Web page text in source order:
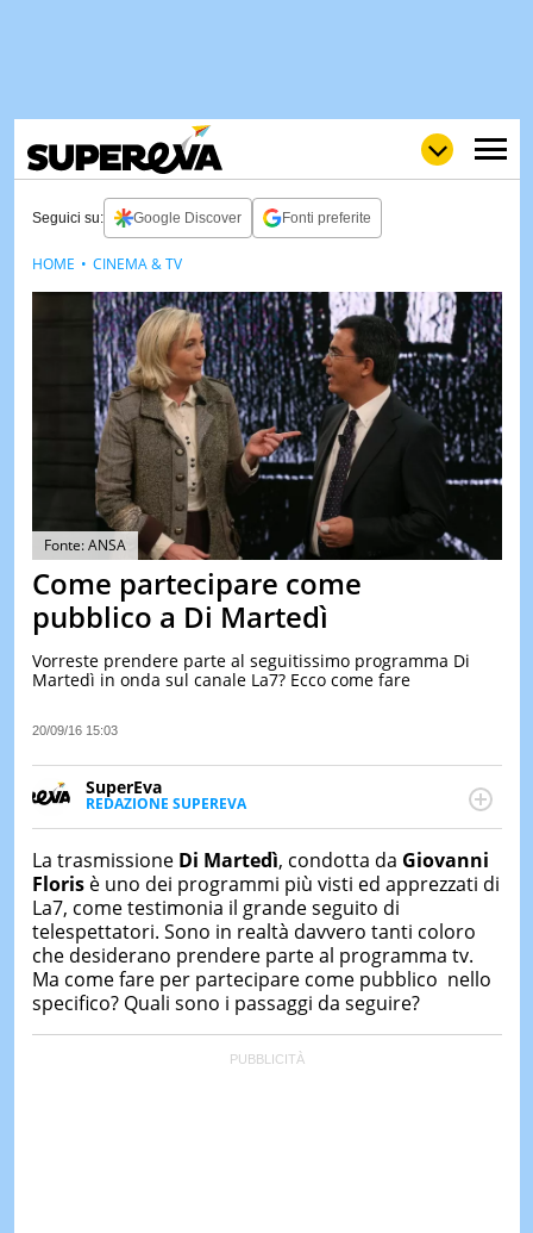
LOLGULPLOVE
WOW
POP
NEWS
STORIE
VIDEO
& TV
TEST
LE
DI
IERI
Seguici su: Google Discover Fonti preferite
Fonte: ANSA
Come partecipare come
pubblico a Di Martedì
Vorreste prendere parte al seguitissimo programma Di
Martedì in onda sul canale La7? Ecco come fare
20/09/16 15:03
SuperEva
REDAZIONE SUPEREVA
SuperEva è il magazine di Italiaonline dedicato a
Pensato per tutti ma soprattutto per la GenZ, molto
“social” e sempre in cerca di notizie originali. Dalle
tendenze del momento ai fatti più strani alle
scoperte più divertenti: mille storie da scoprire ogni
giorno”
HOME CINEMA & TV
La trasmissione Di Martedì, condotta da Giovanni
Florisè uno dei programmi più visti ed apprezzati di
La7, come testimonia il grande seguito di
telespettatori. Sono in realtà davvero tanti coloro
che desiderano prendere parte al programma tv.
Ma come fare per partecipare come pubblico nello
specifico? Quali sono i passaggi da seguire?